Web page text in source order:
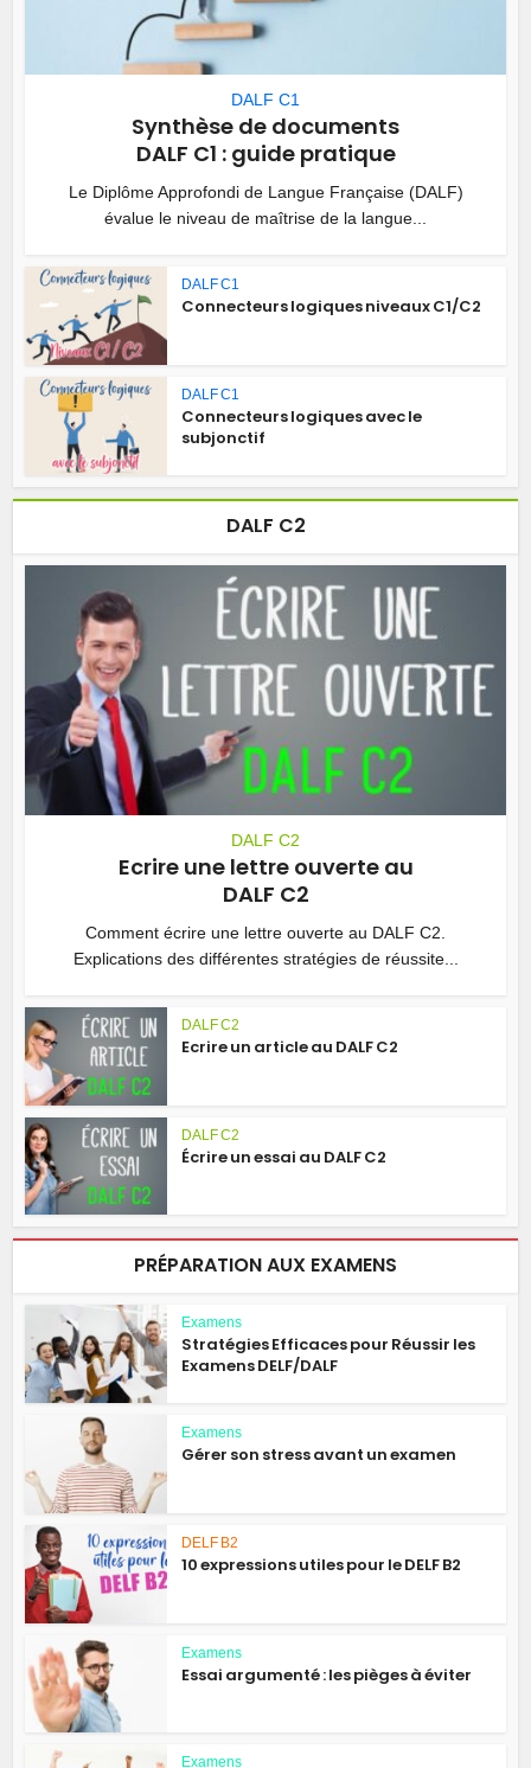
DALF C1
Synthèse de documents
DALF C1 : guide pratique
Le Diplôme Approfondi de Langue Française (DALF)
évalue le niveau de maîtrise de la langue...
DALF C1
Connecteurs logiques niveaux C1/C2
DALF C1
Connecteurs logiques avec le
subjonctif
DALF C2
DALF C2
Ecrire une lettre ouverte au
DALF C2
Comment écrire une lettre ouverte au DALF C2.
Explications des différentes stratégies de réussite...
DALF C2
Ecrire un article au DALF C2
DALF C2
Écrire un essai au DALF C2
PRÉPARATION AUX EXAMENS
Examens
Stratégies Efficaces pour Réussir les
Examens DELF/DALF
Examens
Gérer son stress avant un examen
DELF B2
10 expressions utiles pour le DELF B2
Examens
Essai argumenté : les pièges à éviter
Examens